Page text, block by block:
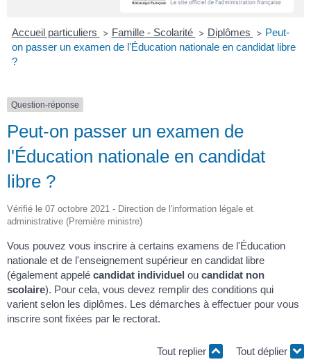
Accueil particuliers > Famille - Scolarité > Diplômes > Peut-
on passer un examen de l'Éducation nationale en candidat libre
?
Question-réponse
Peut-on passer un examen de
l'Éducation nationale en candidat
libre ?
Vérifié le 07 octobre 2021 - Direction de l'information légale et
administrative (Première ministre)
Vous pouvez vous inscrire à certains examens de l'Éducation
nationale et de l'enseignement supérieur en candidat libre
(également appelé candidat individuel ou candidat non
scolaire). Pour cela, vous devez remplir des conditions qui
varient selon les diplômes. Les démarches à effectuer pour vous
inscrire sont fixées par le rectorat.
Tout replier Tout déplier